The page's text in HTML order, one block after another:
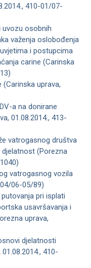
410-01/07-
uvozu osobnih
važenja oslobođenja
i postupcima
carine (Carinska
uprava,
a na donirane
01.08.2014., 413-
vatrogasnog društva
(Porezna
vatrogasnog vozila
06-05/89)
pri isplati
usavršavanja i
uprava,
djelatnosti
410-